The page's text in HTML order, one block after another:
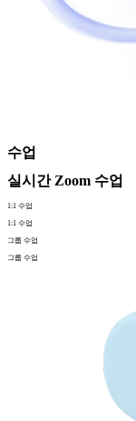
수업
실시간 Zoom 수업
1:1 수업
1:1 수업
그룹 수업
그룹 수업